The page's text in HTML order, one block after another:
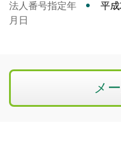
法人番号指定年
月日
平
メ